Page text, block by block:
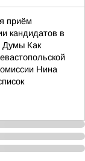
приём
кандидатов в
Думы Как
Нина